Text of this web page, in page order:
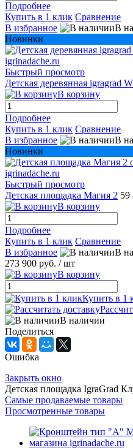
Подробнее
Купить в 1 клик Сравнение
В избранное
В
Новинки
Быстрый просмотр
Детская деревянная igragrad
В корзину
Подробнее
Купить в 1 клик Сравнение
В избранное
В
Новинки
Быстрый просмотр
Детская площадка Магия 2 59
В корзину
Подробнее
Купить в 1 клик Сравнение
В избранное
В
273 900 руб. / шт
В корзину
Купить в 1
В наличии
Поделиться
Ошибка
Закрыть окно
Детская площадка IgraGrad
Самые продаваемые товары
Просмотренные товары